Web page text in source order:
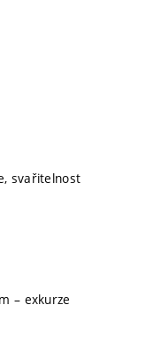
svařitelnost
– exkurze